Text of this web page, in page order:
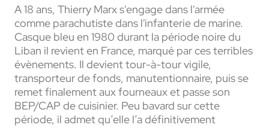
A 18 ans, Thierry Marx s'engage dans l'armée
comme parachutiste dans l'infanterie de marine.
Casque bleu en 1980 durant la période noire du
Liban il revient en France, marqué par ces terribles
évènements. Il devient tour-à-tour vigile,
transporteur de fonds, manutentionnaire, puis se
remet finalement aux fourneaux et passe son
BEP/CAP de cuisinier. Peu bavard sur cette
période, il admet qu’elle l’a définitivement